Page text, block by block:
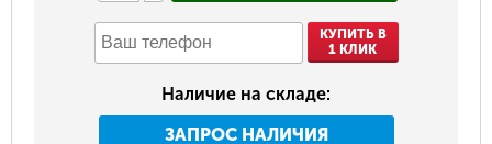
КУПИТЬ В
1 КЛИК
Наличие на складе:
ЗАПРОС НАЛИЧИЯ